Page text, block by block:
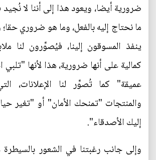
ضرورية أيضا، ويعود هذا إلى أننا لا
ما نحتاج إليه بالفعل، وما هو ضروري
ينفذ المسوقون إلينا، فيُصوِّرون لنا
كمالية على أنها ضرورية، هذا لأنها
عميقة" كما تُصوِّر لنا الإعلانات،
والمنتجات "تمنحك الأمان" أو "تغير
إليك الأصدقاء".
وإلى جانب رغبتنا في الشعور بالسيطرة